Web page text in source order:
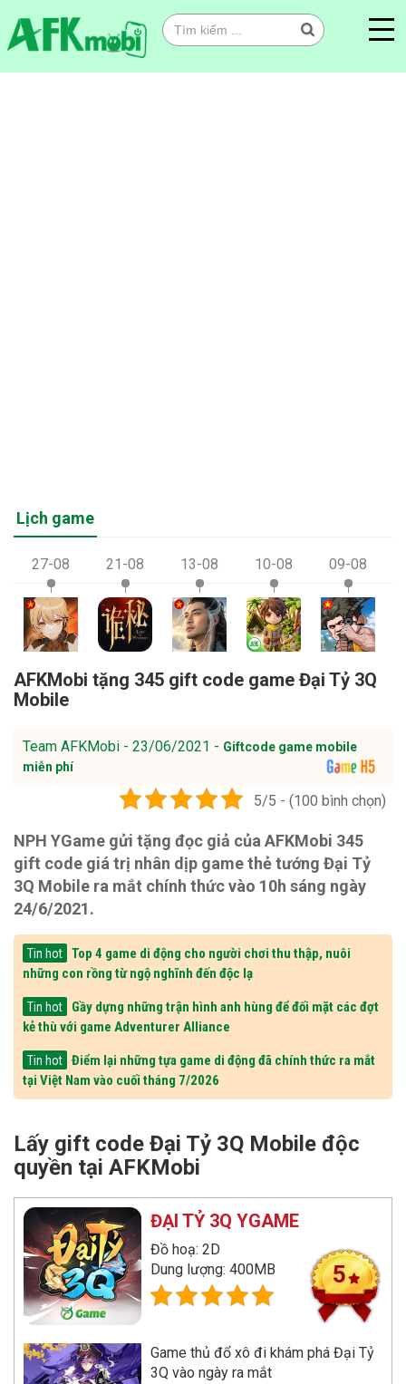
Lịch game
27-08 21-08 13-08 10-08 09-08
AFKMobi tặng 345 gift code game Đại Tỷ 3Q
Mobile
Team AFKMobi - 23/06/2021 - Giftcode game mobile
miễn phí
5/5 - (100 bình chọn)
NPH YGame gửi tặng đọc giả của AFKMobi 345
gift code giá trị nhân dịp game thẻ tướng Đại Tỷ
3Q Mobile ra mắt chính thức vào 10h sáng ngày
24/6/2021.
Tin hot
Top 4 game di động cho người chơi thu thập, nuôi
những con rồng từ ngộ nghĩnh đến độc lạ
Tin hot
Gầy dựng những trận hình anh hùng để đối mặt các đợt
kẻ thù với game Adventurer Alliance
Tin hot
Điểm lại những tựa game di động đã chính thức ra mắt
tại Việt Nam vào cuối tháng 7/2026
Lấy gift code Đại Tỷ 3Q Mobile độc
quyền tại AFKMobi
ĐẠI TỶ 3Q YGAME
Đồ hoạ: 2D
Dung lượng: 400MB
5
Game thủ đổ xô đi khám phá Đại Tỷ
3Q vào ngày ra mắt